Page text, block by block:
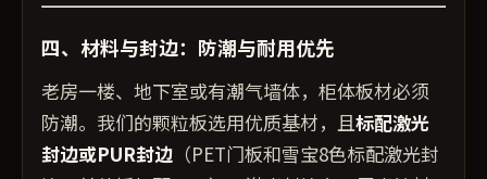
四、材料与封边：防潮与耐用优先
老房一楼、地下室或有潮气墙体，柜体板材必须
防潮。我们的颗粒板选用优质基材，且标配激光
封边或PUR封边（PET门板和雪宝8色标配激光封